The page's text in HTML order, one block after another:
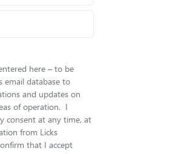
here – to be
email database to
and updates on
of operation. I
consent at any time, at
from Licks
that I accept